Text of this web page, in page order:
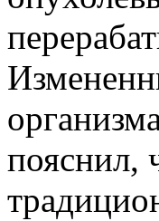
пояснил,